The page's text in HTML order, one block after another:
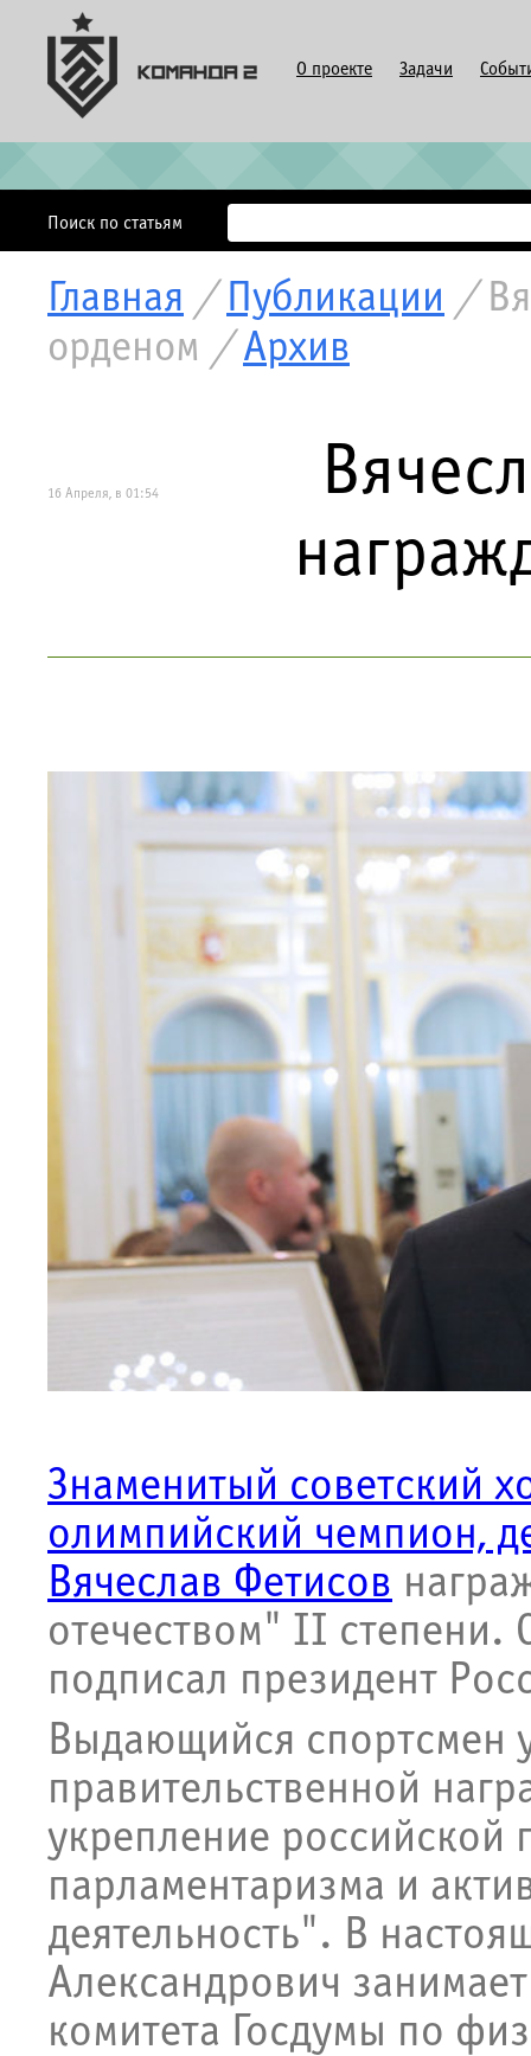
О проекте Задачи
Поиск по статьям
Главная / Публикации /
орденом / Архив
16 Апреля, в 01:54
Знаменитый советский
олимпийский чемпион,
Вячеслав Фетисов
отечеством" II степени.
подписал президент
Выдающийся спортсмен
правительственной
укрепление российской
парламентаризма и
деятельность". В
Александрович
комитета Госдумы по